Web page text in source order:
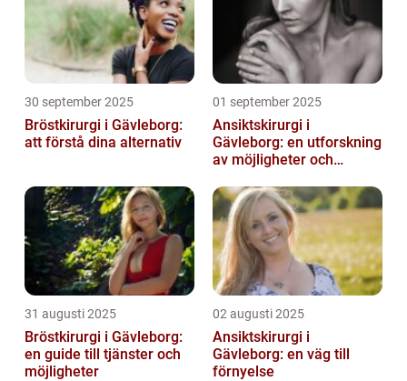
30 september 2025
Bröstkirurgi i Gävleborg:
att förstå dina alternativ
01 september 2025
Ansiktskirurgi i
Gävleborg: en utforskning
av möjligheter och
31 augusti 2025
Bröstkirurgi i Gävleborg:
en guide till tjänster och
möjligheter
02 augusti 2025
Ansiktskirurgi i
Gävleborg: en väg till
förnyelse